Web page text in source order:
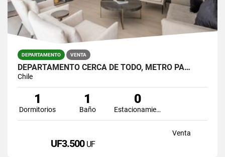
DEPARTAMENTO VENTA
DEPARTAMENTO CERCA DE TODO, METRO PA…
Chile
1
Dormitorios
1
Baño
0
Estacionamiento
Venta
UF3.500 UF